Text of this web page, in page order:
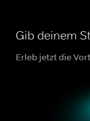
Gib deinem
Erleb jetzt die